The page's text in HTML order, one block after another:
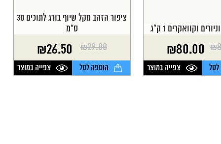
וקוואקרים 1 ק"ג
₪
₪80.00
צפייה במוצר
ציפור הזהב מקל שיוף בורג לתוכים 30
ס"מ
₪29.00
המחיר
המקורי
היה:
₪26.50
המחיר
הנוכחי
הוא:
הוספה לסל צפייה במוצר